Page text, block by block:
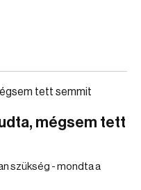
mégsem tett
szükség - mondta a